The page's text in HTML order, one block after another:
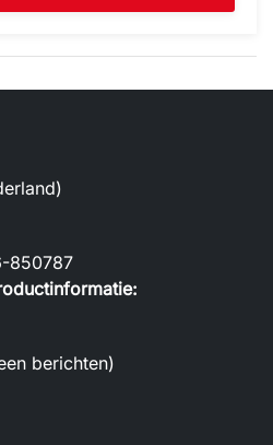
850787
berichten)